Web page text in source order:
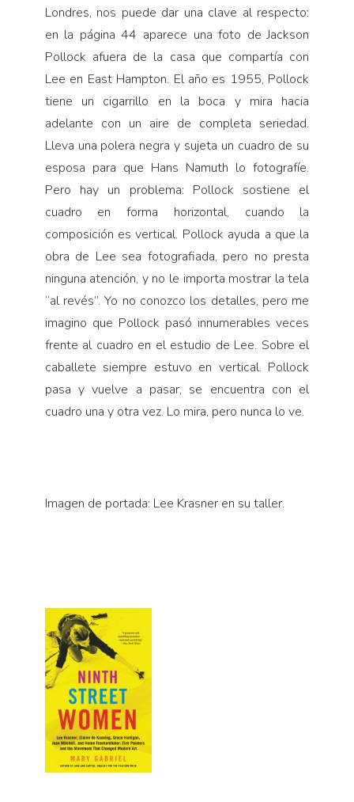
Londres, nos puede dar una clave al respecto:
en la página 44 aparece una foto de Jackson
Pollock afuera de la casa que compartía con
Lee en East Hampton. El año es 1955, Pollock
tiene un cigarrillo en la boca y mira hacia
adelante con un aire de completa seriedad.
Lleva una polera negra y sujeta un cuadro de su
esposa para que Hans Namuth lo fotografíe.
Pero hay un problema: Pollock sostiene el
cuadro en forma horizontal, cuando la
composición es vertical. Pollock ayuda a que la
obra de Lee sea fotografiada, pero no presta
ninguna atención, y no le importa mostrar la tela
“al revés”. Yo no conozco los detalles, pero me
imagino que Pollock pasó innumerables veces
frente al cuadro en el estudio de Lee. Sobre el
caballete siempre estuvo en vertical. Pollock
pasa y vuelve a pasar, se encuentra con el
cuadro una y otra vez. Lo mira, pero nunca lo ve.
Imagen de portada: Lee Krasner en su taller.